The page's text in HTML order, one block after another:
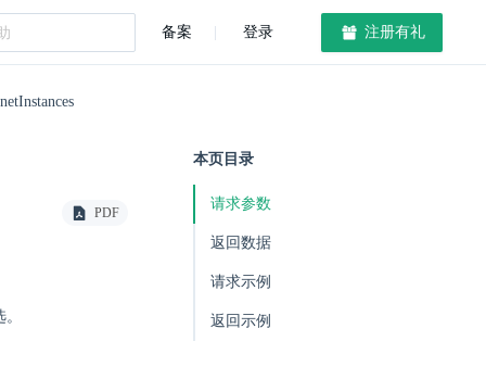
备案 登录 注册有礼
PDF
本页目录
请求参数
返回数据
请求示例
返回示例